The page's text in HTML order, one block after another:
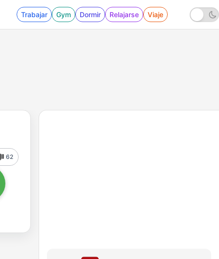
Trabajar Gym Dormir Relajarse Viaje
62